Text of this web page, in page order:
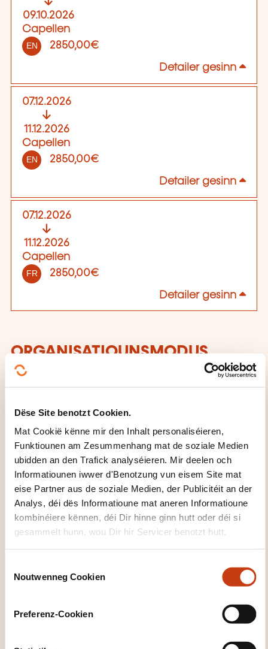
Dëse Site benotzt Cookien.
Mat Cookië kënne mir den Inhalt personaliséieren,
Funktiounen am Zesummenhang mat de soziale Medien
ubidden an den Trafick analyséieren. Mir deelen och
Informatiounen iwwer d'Benotzung vun eisem Site mat
eise Partner aus de soziale Medien, der Publicitéit an der
Analys, déi dës Informatioune mat aneren Informatioune
kombinéiere kënnen, déi Dir hinne ginn hutt oder déi si
gesammelt hunn, wou Dir hir Servicer benotzt hutt.
Noutwenneg Cookien
Preferenz-Cookien
09.10.2026
Capellen
EN 2850,00€
Detailer gesinn
07.12.2026
11.12.2026
Capellen
EN 2850,00€
Detailer gesinn
07.12.2026
11.12.2026
Capellen
FR 2850,00€
Detailer gesinn
ORGANISATIOUNSMODUS
Classroom Courses
Wéi kann een
d'Formatiounsinstitut
info@businesstraining.lu
Méi iwwer den Formatiounsinstitut: